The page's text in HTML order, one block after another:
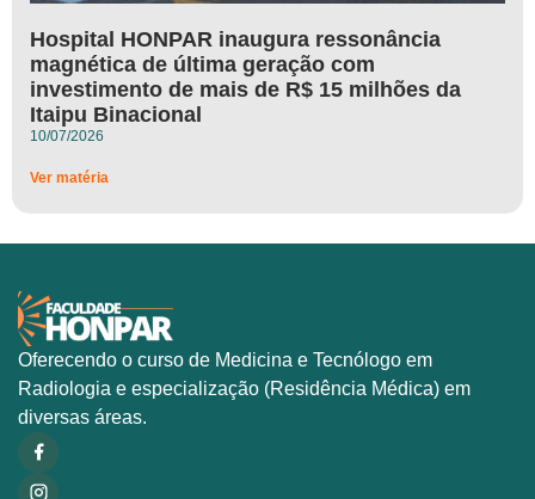
Hospital HONPAR inaugura ressonância
magnética de última geração com
investimento de mais de R$ 15 milhões da
Itaipu Binacional
10/07/2026
Ver matéria
Oferecendo o curso de Medicina e Tecnólogo em
Radiologia e especialização (Residência Médica) em
diversas áreas.